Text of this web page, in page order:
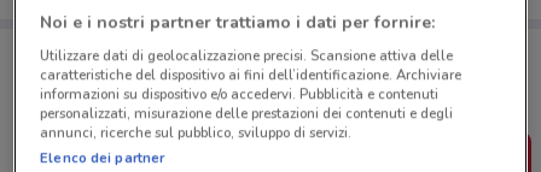
Porta DoveConviene sempre con te!
Puoi trovare le migliori offerte dei negozi vicino a te,
salvarle e creare la tua lista del risparmio, comodamente
dal tuo cellulare.
Noi e i nostri partner trattiamo i dati per fornire:
Utilizzare dati di geolocalizzazione precisi. Scansione attiva delle
caratteristiche del dispositivo ai fini dell’identificazione. Archiviare
informazioni su dispositivo e/o accedervi. Pubblicità e contenuti
personalizzati, misurazione delle prestazioni dei contenuti e degli
annunci, ricerche sul pubblico, sviluppo di servizi.
Elenco dei partner